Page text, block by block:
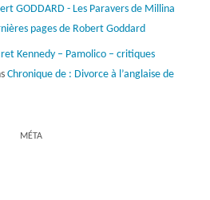
GODDARD - Les Paravers de Millina
pages de Robert Goddard
Kennedy – Pamolico – critiques
Chronique de : Divorce à l’anglaise de
MÉTA